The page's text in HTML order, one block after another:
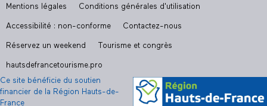
Mentions légales Conditions générales d'utilisation
Accessibilité : non-conforme Contactez-nous
Réservez un weekend Tourisme et congrès
hautsdefrancetourisme.pro
Ce site bénéficie du soutien
financier de la Région Hauts-de-
France